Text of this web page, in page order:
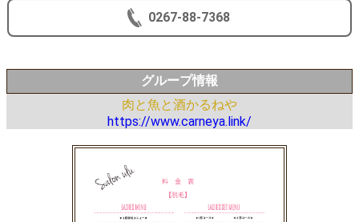
0267-88-7368
グループ情報
肉と魚と酒かるねや
https://www.carneya.link/